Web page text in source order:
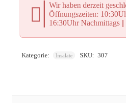
Wir haben derzeit
Öffnungszeiten:
16:30Uhr Nachmittags
Kategorie: Insalate SKU: 307